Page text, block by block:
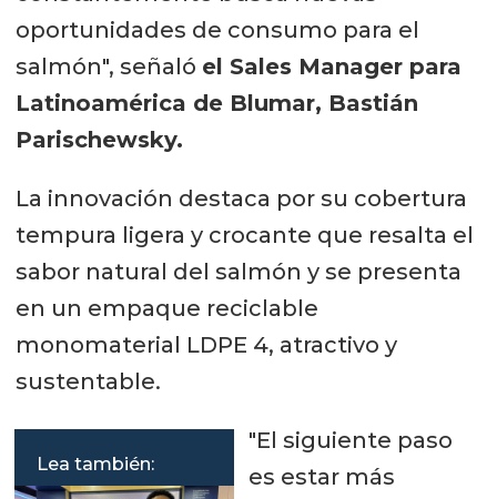
oportunidades de consumo para el
salmón", señaló el Sales Manager para
Latinoamérica de Blumar, Bastián
Parischewsky.
La innovación destaca por su cobertura
tempura ligera y crocante que resalta el
sabor natural del salmón y se presenta
en un empaque reciclable
monomaterial LDPE 4, atractivo y
sustentable.
Lea también:
"El siguiente paso
es estar más